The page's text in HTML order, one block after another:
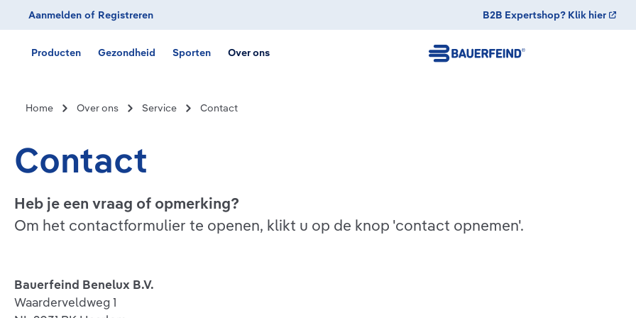
Ga naar de hoofdnavigatie
Aanmelden of Registreren B2B Expertshop? Klik hier
Producten Gezondheid Sporten Over ons
Home Over ons Service Contact
Contact
Heb je een vraag of opmerking?
Om het contactformulier te openen, klikt u op de knop 'contact opnemen'.
Bauerfeind Benelux B.V.
Waarderveldweg 1